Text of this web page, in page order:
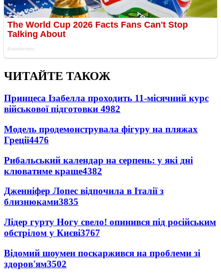
ЧИТАЙТЕ ТАКОЖ
Принцеса Ізабелла проходить 11-місячний курс
військової підготовки 4982
Модель продемонструвала фігуру на пляжах
Греції4476
Рибальський календар на серпень: у які дні
клюватиме краще4382
Дженніфер Лопес відпочила в Італії з
близнюками3835
Лідер гурту Ногу свело! опинився під російським
обстрілом у Києві3767
Відомий шоумен поскаржився на проблеми зі
здоров'ям3502